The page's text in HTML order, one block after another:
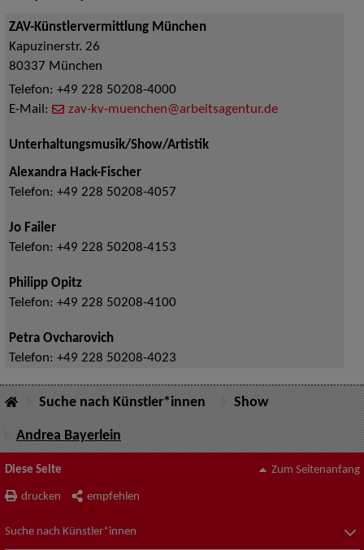
ZAV-Künstlervermittlung München
Kapuzinerstr. 26
80337 München
Telefon: +49 228 50208-4000
E-Mail:
zav-kv-muenchen@arbeitsagentur.de
Unterhaltungsmusik/Show/Artistik
Alexandra Hack-Fischer
Telefon: +49 228 50208-4057
Jo Failer
Telefon: +49 228 50208-4153
Philipp Opitz
Telefon: +49 228 50208-4100
Petra Ovcharovich
Telefon: +49 228 50208-4023
Suche nach Künstler*innen Show
Andrea Bayerlein
Diese Seite
drucken empfehlen
Zum Seitenanfang
Suche nach Künstler*innen